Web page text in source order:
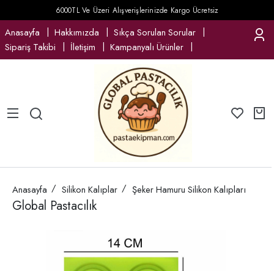
6000TL Ve Üzeri Alışverişlerinizde Kargo Ücretsiz
Anasayfa Hakkımızda
Sıkça Sorulan Sorular
Sipariş Takibi
İletişim Kampanyalı Ürünler
Anasayfa Silikon Kalıplar Şeker Hamuru Silikon Kalıpları
Global Pastacılık